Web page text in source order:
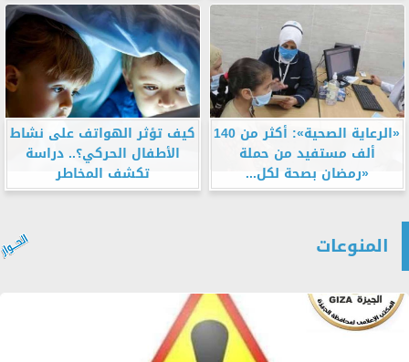
«الرعاية الصحية»: أكثر من 140
ألف مستفيد من حملة
«رمضان بصحة لكل...
كيف تؤثر الهواتف على نشاط
الأطفال الحركي؟.. دراسة
تكشف المخاطر
المنوعات